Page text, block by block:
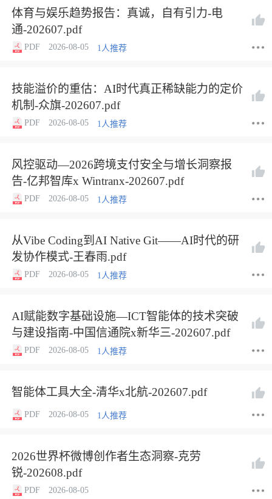
体育与娱乐趋势报告：真诚，自有引力-电
通-202607.pdf
PDF 2026-08-05 1人推荐
技能溢价的重估：AI时代真正稀缺能力的定价
机制-众旗-202607.pdf
PDF 2026-08-05 1人推荐
风控驱动—2026跨境支付安全与增长洞察报
告-亿邦智库x Wintranx-202607.pdf
PDF 2026-08-05 1人推荐
从Vibe Coding到AI Native Git——AI时代的研
发协作模式-王春雨.pdf
PDF 2026-08-05 1人推荐
AI赋能数字基础设施—ICT智能体的技术突破
与建设指南-中国信通院x新华三-202607.pdf
PDF 2026-08-05 1人推荐
智能体工具大全-清华x北航-202607.pdf
PDF 2026-08-05 1人推荐
2026世界杯微博创作者生态洞察-克劳
锐-202608.pdf
PDF 2026-08-05